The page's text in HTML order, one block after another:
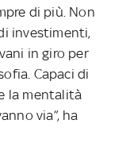
di più. Non
investimenti,
in giro per
Capaci di
la mentalità
via”, ha